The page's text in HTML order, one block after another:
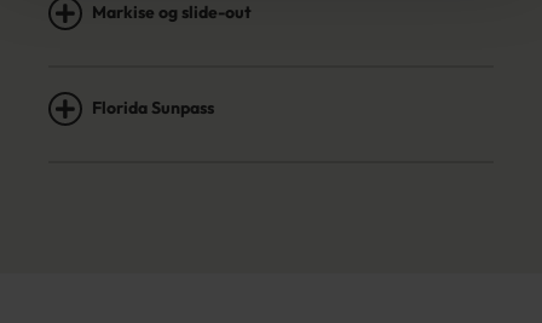
Markise og slide-out
Florida Sunpass